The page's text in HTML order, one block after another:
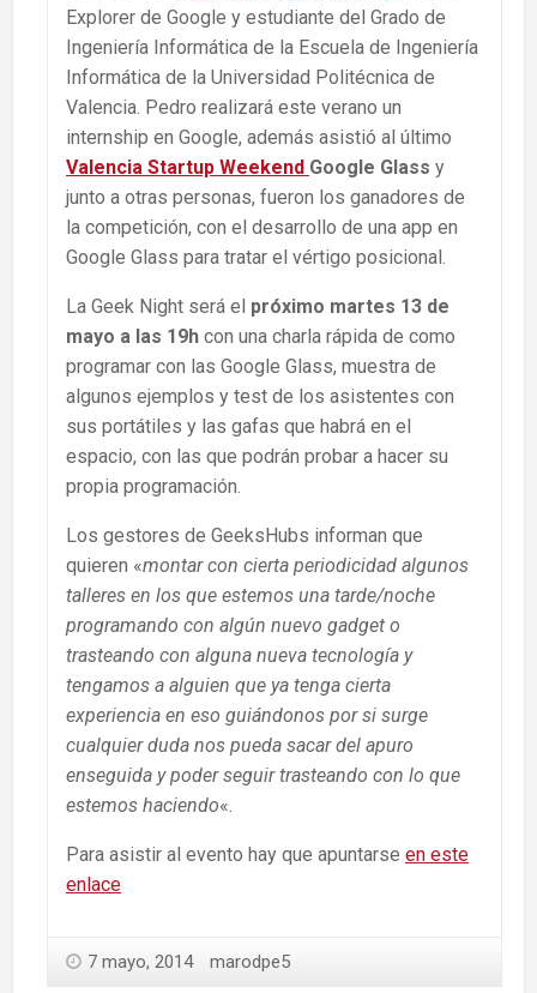
Explorer de Google y estudiante del Grado de
Ingeniería Informática de la Escuela de Ingeniería
Informática de la Universidad Politécnica de
Valencia. Pedro realizará este verano un
internship en Google, además asistió al último
Valencia Startup Weekend Google Glass y
junto a otras personas, fueron los ganadores de
la competición, con el desarrollo de una app en
Google Glass para tratar el vértigo posicional.
La Geek Night será el próximo martes 13 de
mayo a las 19h con una charla rápida de como
programar con las Google Glass, muestra de
algunos ejemplos y test de los asistentes con
sus portátiles y las gafas que habrá en el
espacio, con las que podrán probar a hacer su
propia programación.
Los gestores de GeeksHubs informan que
quieren «montar con cierta periodicidad algunos
talleres en los que estemos una tarde/noche
programando con algún nuevo gadget o
trasteando con alguna nueva tecnología y
tengamos a alguien que ya tenga cierta
experiencia en eso guiándonos por si surge
cualquier duda nos pueda sacar del apuro
enseguida y poder seguir trasteando con lo que
estemos haciendo«.
Para asistir al evento hay que apuntarse en este
enlace
7 mayo, 2014 marodpe5